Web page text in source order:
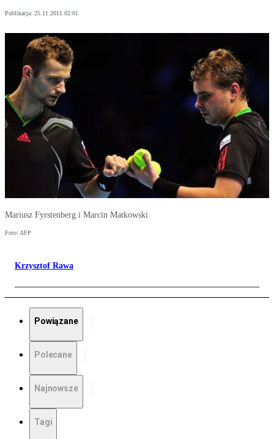
Publikacja: 25.11.2011 02:01
Mariusz Fyrstenberg i Marcin Matkowski
Foto: AFP
Krzysztof Rawa
Powiązane
Polecane
Najnowsze
Tagi